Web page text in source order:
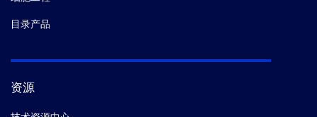
目录产品
资源